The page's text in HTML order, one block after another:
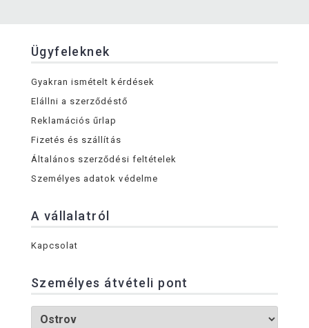
Ügyfeleknek
Gyakran ismételt kérdések
Elállni a szerződéstő
Reklamációs űrlap
Fizetés és szállítás
Általános szerződési feltételek
Személyes adatok védelme
A vállalatról
Kapcsolat
Személyes átvételi pont